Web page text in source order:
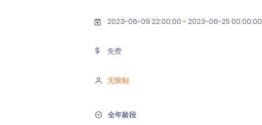
2023-06-09 22:00:00 - 2023-06-25 00:00:00
免费
无限制
全年龄段